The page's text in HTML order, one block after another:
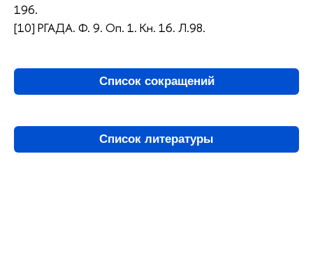
196.
[10] РГАДА. Ф. 9. Оп. 1. Кн. 16. Л.98.
Список сокращений
Список литературы